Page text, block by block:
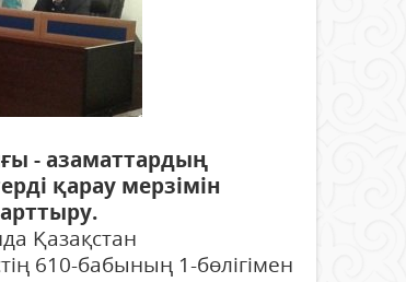
- азаматтардың
қарау мерзімін
Қазақстан
610-бабының 1-бөлігімен